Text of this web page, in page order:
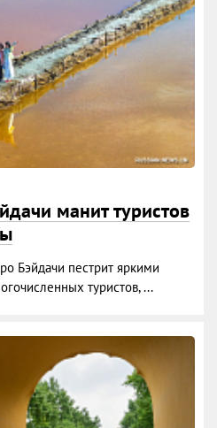
манит туристов
Бэйдачи пестрит яркими
туристов, ...